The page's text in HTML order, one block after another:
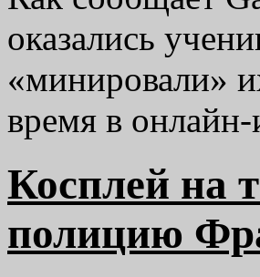
оказались
«минировали»
время в
Косплей на
полицию